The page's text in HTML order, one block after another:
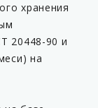
хранения
20448-90 и
на